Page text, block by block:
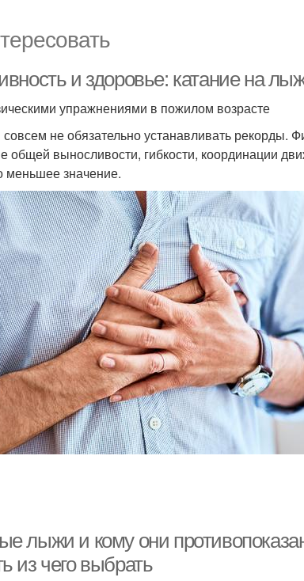
и здоровье: катание на
упражнениями в пожилом возрасте
не обязательно устанавливать рекорды.
общей выносливости, гибкости, координации
меньшее значение.
лыжи и кому они
из чего выбрать